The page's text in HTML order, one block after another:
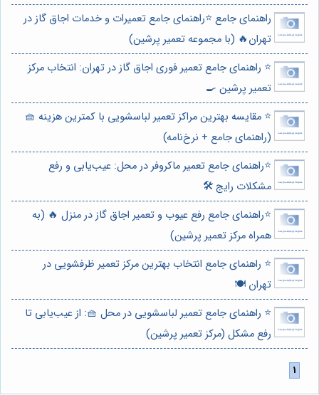
راهنمای جامع ⭐️راهنمای جامع تعمیرات و خدمات اجاق گاز در
تهران🔥 (با مجموعه تعمیر پرشین)
⭐️ راهنمای جامع تعمیر فوری اجاق گاز در تهران: انتخاب مرکز
تعمیر پرشین 🍳
⭐️ مقایسه بهترین مراکز تعمیر لباسشویی با کمترین هزینه 🧺
(راهنمای جامع + نرخ‌نامه)
⭐️راهنمای جامع تعمیر ماکروفر در محل: عیب‌یابی و رفع
مشکلات رایج 🛠️
⭐️راهنمای جامع رفع عیوب و تعمیر اجاق گاز در منزل 🔥 (به
همراه مرکز تعمیر پرشین)
⭐️ راهنمای جامع انتخاب بهترین مرکز تعمیر ظرفشویی در
تهران 🍽️
⭐️ راهنمای جامع تعمیر لباسشویی در محل 🧺: از عیب‌یابی تا
رفع مشکل (مرکز تعمیر پرشین)